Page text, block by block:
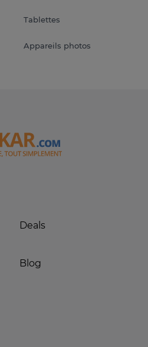
Tablettes
Appareils photos
Deals
Blog